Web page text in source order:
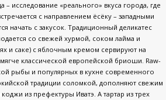
исследование «реального» вкуса города, где
с направлением ёсёку – западными
начать с закусок. Традиционный деликатес
со свежей хурмой, соком лайма и
и саке) с яблочным кремом сервируют на
классической европейской бриоши. Raw-
рыбы и популярных в кухне современного
традиции соломкой, дополняют свежим
из префектуры Иватэ. А тартар из трех